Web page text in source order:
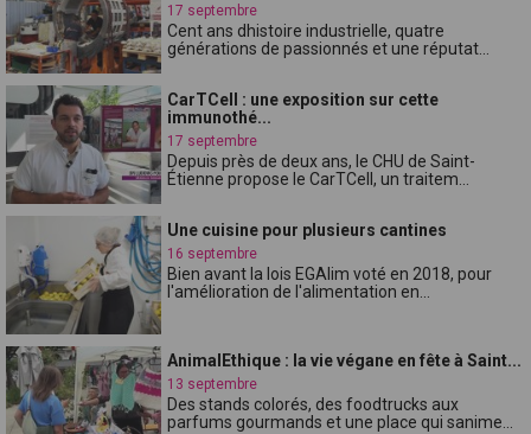
17 septembre
Cent ans dhistoire industrielle, quatre
générations de passionnés et une réputat...
CarTCell : une exposition sur cette
immunothé...
17 septembre
Depuis près de deux ans, le CHU de Saint-
Étienne propose le CarTCell, un traitem...
Une cuisine pour plusieurs cantines
16 septembre
Bien avant la lois EGAlim voté en 2018, pour
l'amélioration de l'alimentation en...
AnimalEthique : la vie végane en fête à Saint...
13 septembre
Des stands colorés, des foodtrucks aux
parfums gourmands et une place qui sanime...